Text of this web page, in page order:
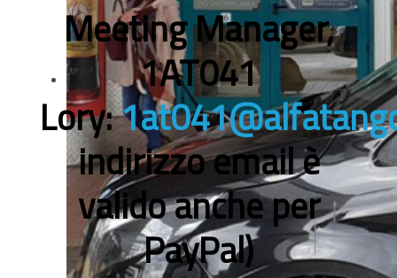
Meeting Manager,
1AT041
Lory:
indirizzo email è
valido anche per
PayPal)